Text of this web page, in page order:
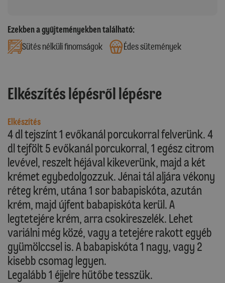
Ezekben a gyűjteményekben található:
Sütés nélküli finomságok
Édes sütemények
Elkészítés lépésről lépésre
Elkészítés
4 dl tejszínt 1 evőkanál porcukorral felverünk. 4
dl tejfölt 5 evőkanál porcukorral, 1 egész citrom
levével, reszelt héjával kikeverünk, majd a két
krémet egybedolgozzuk. Jénai tál aljára vékony
réteg krém, utána 1 sor babapiskóta, azután
krém, majd újfent babapiskóta kerül. A
legtetejére krém, arra csokireszelék. Lehet
variálni még közé, vagy a tetejére rakott egyéb
gyümölccsel is. A babapiskóta 1 nagy, vagy 2
kisebb csomag legyen.
Legalább 1 éjjelre hűtőbe tesszük.